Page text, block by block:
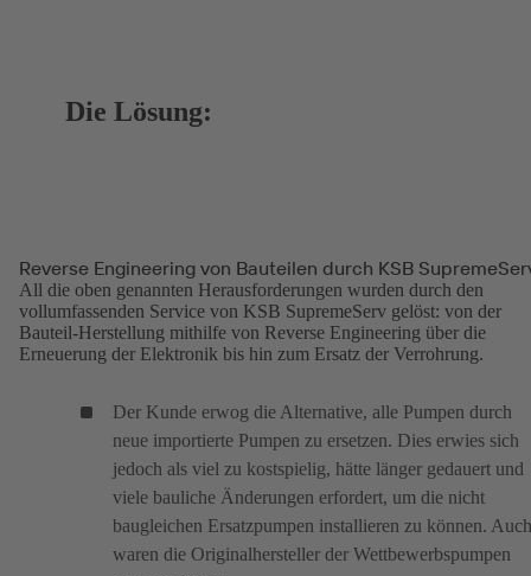
Die Lösung:
Reverse Engineering von Bauteilen durch KSB
All die oben genannten Herausforderungen wurden durch den
vollumfassenden Service von KSB SupremeServ gelöst: von der
Bauteil-Herstellung mithilfe von Reverse Engineering über die
Erneuerung der Elektronik bis hin zum Ersatz der Verrohrung.
Der Kunde erwog die Alternative, alle Pumpen durch
neue importierte Pumpen zu ersetzen. Dies erwies sich
jedoch als viel zu kostspielig, hätte länger gedauert und
viele bauliche Änderungen erfordert, um die nicht
baugleichen Ersatzpumpen installieren zu können. Auch
waren die Originalhersteller der Wettbewerbspumpen